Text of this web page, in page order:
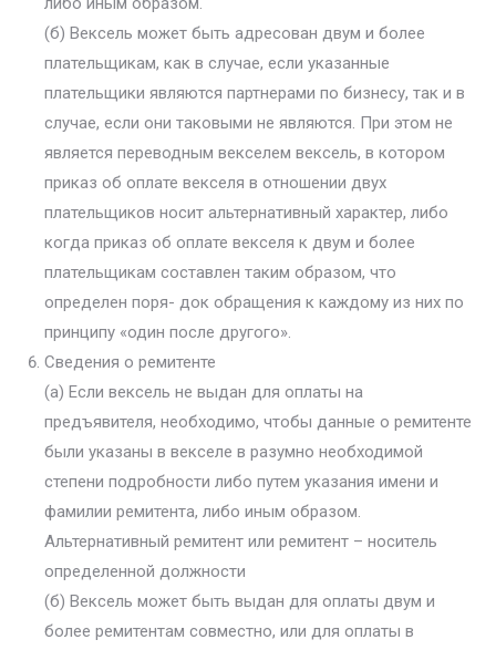
(б) Вексель может быть адресован двум и более
плательщикам, как в случае, если указанные
плательщики являются партнерами по бизнесу, так и в
случае, если они таковыми не являются. При этом не
является переводным векселем вексель, в котором
приказ об оплате векселя в отношении двух
плательщиков носит альтернативный характер, либо
когда приказ об оплате векселя к двум и более
плательщикам составлен таким образом, что
определен поря- док обращения к каждому из них по
принципу «один после другого».
Сведения о ремитенте
(а) Если вексель не выдан для оплаты на
предъявителя, необходимо, чтобы данные о ремитенте
были указаны в векселе в разумно необходимой
степени подробности либо путем указания имени и
фамилии ремитента, либо иным образом.
Альтернативный ремитент или ремитент – носитель
определенной должности
(б) Вексель может быть выдан для оплаты двум и
более ремитентам совместно, или для оплаты в